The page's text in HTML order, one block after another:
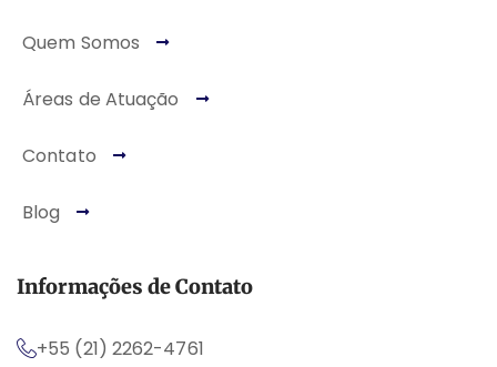
Quem Somos
Áreas de Atuação
Contato
Blog
Informações de Contato
+55 (21) 2262-4761